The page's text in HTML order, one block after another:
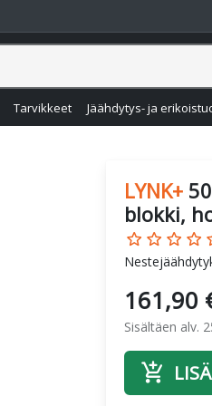
Tarvikkeet Jäähdytys- ja
LYNK+
blokki,
star_border star_border star_border star_border
161,90
Sisältäen alv.
add_shopping_cart